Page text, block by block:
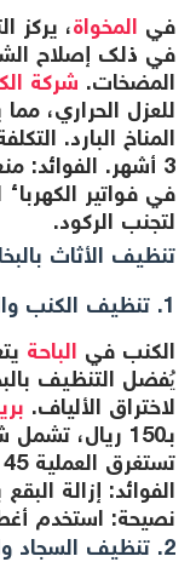
في المخواة، يركز
في ذلك إصلاح
المضخات. شركة
للعزل الحراري،
في فواتير
لتجنب الركود.
تنظيف الأثاث
1. تنظيف الكنب والمجالس في الباحة وسبت العلايا
الكنب في الباحة
لاختراق الألياف.
بـ150 ريال، تشمل شفط العث وتعطير. في
تستغرق العملية 45 دقيقة، مع تجفيف سريع في ساعة.
نصيحة: استخدم
2. تنظيف السجاد والستائر في بلجرشي ونمرة